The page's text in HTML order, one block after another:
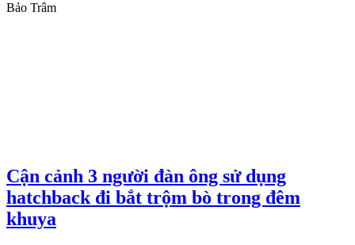
Bảo Trâm
Cận cảnh 3 người đàn ông sử dụng
hatchback đi bắt trộm bò trong đêm
khuya